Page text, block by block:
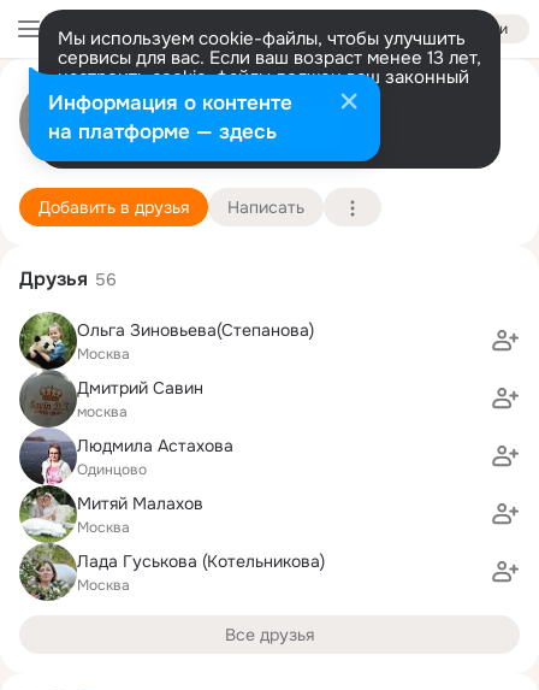
Войти
Мы используем cookie-файлы, чтобы улучшить
сервисы для вас. Если ваш возраст менее 13 лет,
настроить cookie-файлы должен ваш законный
представитель. Больше информации
Разрешить все Настроить
Сергей Смирнов
Москва
2 декабря (42 года)
СГА, Современная гуманитарная академия
Подробнее
Добавить в друзья Написать
Друзья 56
Ольга Зиновьева(Степанова)
Москва
Дмитрий Савин
москва
Людмила Астахова
Одинцово
Митяй Малахов
Москва
Лада Гуськова (Котельникова)
Москва
Все друзья
Информация о контенте
на платформе — здесь